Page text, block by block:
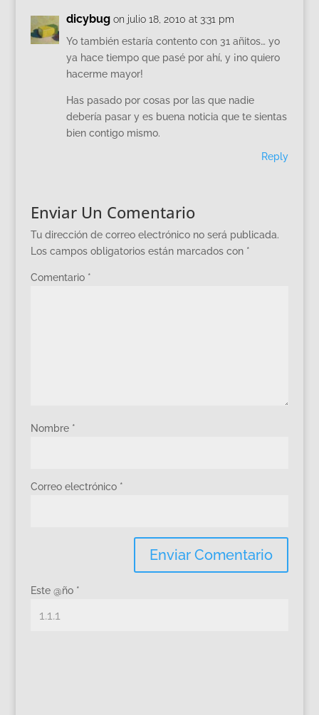
dicybug on julio 18, 2010 at 3:31 pm
Yo también estaría contento con 31 añitos… yo
ya hace tiempo que pasé por ahí, y ¡no quiero
hacerme mayor!
Has pasado por cosas por las que nadie
debería pasar y es buena noticia que te sientas
bien contigo mismo.
Reply
Enviar Un Comentario
Tu dirección de correo electrónico no será publicada.
Los campos obligatorios están marcados con *
Comentario *
Nombre *
Correo electrónico *
Este @ño *